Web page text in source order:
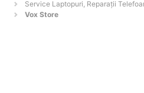
Service Laptopuri, Reparații
Vox Store